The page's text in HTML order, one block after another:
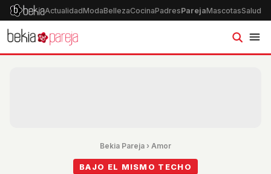
ActualidadModaBellezaCocinaPadresParejaMascotasSalud
Bekia Pareja › Amor
BAJO EL MISMO TECHO